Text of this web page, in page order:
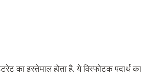
का इस्तेमाल होता है. ये विस्फोटक पदार्थ